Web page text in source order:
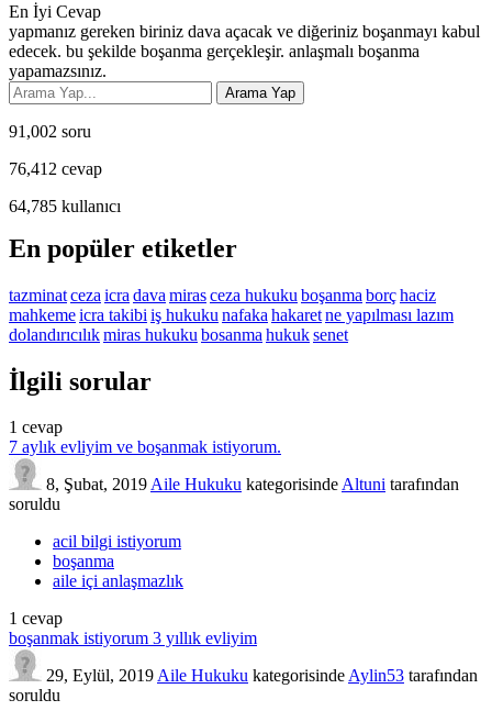
En İyi Cevap
yapmanız gereken biriniz dava açacak ve diğeriniz boşanmayı kabul
edecek. bu şekilde boşanma gerçekleşir. anlaşmalı boşanma
yapamazsınız.
91,002 soru
76,412 cevap
64,785 kullanıcı
En popüler etiketler
tazminatceza icra dava mirasceza hukuku boşanma borçhaciz
mahkemeicra takibi iş hukuku nafaka hakaretne yapılması lazım
dolandırıcılıkmiras hukuku bosanma hukuksenet
İlgili sorular
1 cevap
7 aylık evliyim ve boşanmak istiyorum.
8, Şubat, 2019Aile Hukuku kategorisindeAltuni tarafından
soruldu
acil bilgi istiyorum
boşanma
aile içi anlaşmazlık
1 cevap
boşanmak istiyorum 3 yıllık evliyim
29, Eylül, 2019Aile Hukuku kategorisindeAylin53 tarafından
soruldu